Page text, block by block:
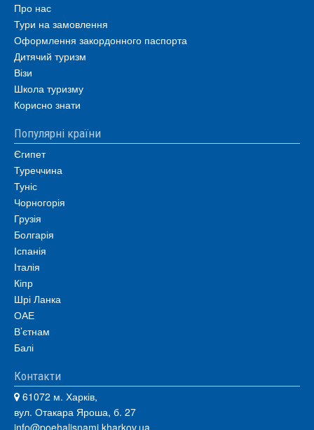
Про нас
Тури на замовлення
Оформлення закордонного паспорта
Дитячий туризм
Візи
Школа туризму
Корисно знати
Популярні країни
Єгипет
Туреччина
Туніс
Чорногорія
Грузія
Болгарія
Іспанія
Італія
Кіпр
Шрі Ланка
ОАЕ
В’єтнам
Балі
Контакти
61072 м. Харків,
вул. Отакара Яроша, б. 27
info@poehalisnami.kharkov.ua